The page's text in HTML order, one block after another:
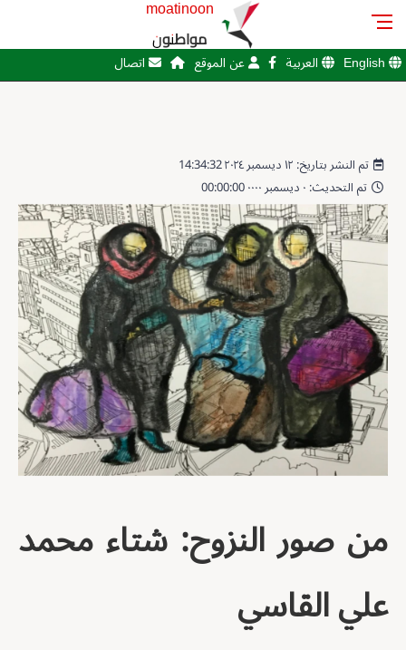
moatinoon
مواطنون
English العربية عن الموقع اتصال
تم النشر بتاريخ: ١٢ ديسمبر ٢٠٢٤ 14:34:32
تم التحديث: ٠ ديسمبر ٠٠٠٠ 00:00:00
من صور النزوح: شتاء محمد
علي القاسي